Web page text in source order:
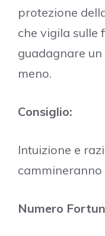
protezione
che vigila sulle
guadagnare un
meno.
Consiglio:
Intuizione e
Numero